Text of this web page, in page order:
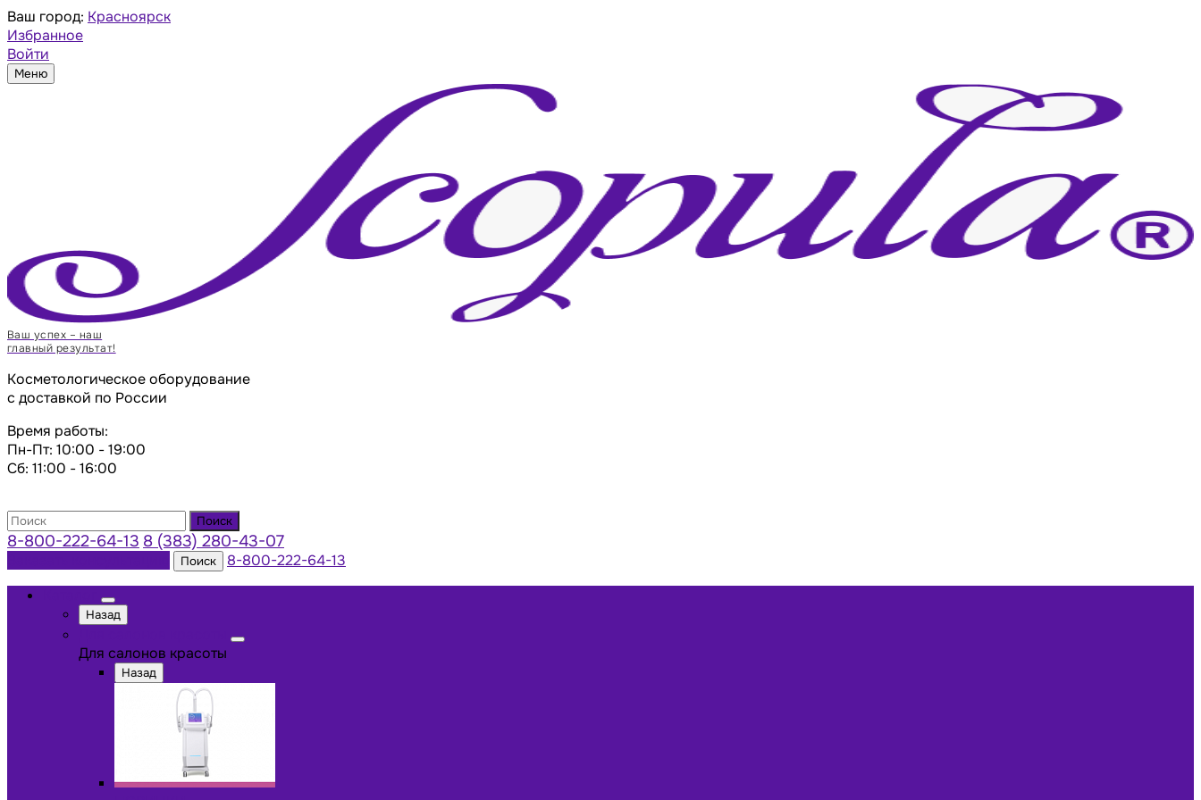
Ваш город: Красноярск
Избранное
Войти
Меню
Ваш успех – наш
главный результат!
Косметологическое оборудование
с доставкой по России
Время работы:
Пн-Пт: 10:00 - 19:00
Сб: 11:00 - 16:00
Поиск
8-800-222-64-13 8 (383) 280-43-07
Поиск
8-800-222-64-13
Назад
Для салонов красоты
Назад